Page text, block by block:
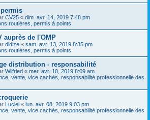
CV25 « dim. avr. 14, 2019 7:48 pm
routières, permis à points
auprès de l'OMP
didize « sam. avr. 13, 2019 8:35 pm
routières, permis à points
distribution - responsabilité
Wilfried « mer. avr. 10, 2019 8:09 am
vente, vice cachés, responsabilité professionnelle des
Luciel « lun. avr. 08, 2019 9:03 pm
vente, vice cachés, responsabilité professionnelle des